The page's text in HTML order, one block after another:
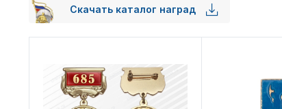
Скачать каталог наград